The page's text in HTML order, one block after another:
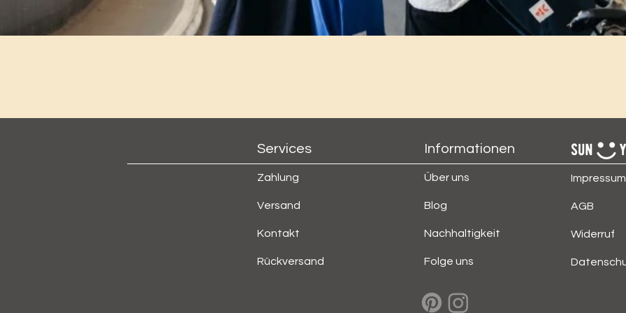
Services
Zahlung
Versand
Kontakt
Rückversand
Impressum
AGB
Widerruf
Informationen
Über uns
Blog
Nachhaltigkeit
Folge uns